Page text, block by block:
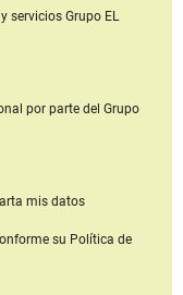
serviciosGrupo EL
por parte del Grupo
mis datos
su Política de